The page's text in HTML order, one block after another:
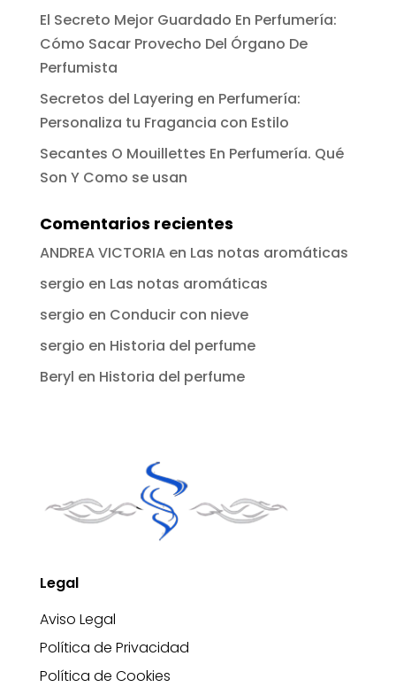
El Secreto Mejor Guardado En Perfumería:
Cómo Sacar Provecho Del Órgano De
Perfumista
Secretos del Layering en Perfumería:
Personaliza tu Fragancia con Estilo
Secantes O Mouillettes En Perfumería. Qué
Son Y Como se usan
Comentarios recientes
ANDREA VICTORIAen Las notas aromáticas
sergio en Las notas aromáticas
sergio en Conducir con nieve
sergio en Historia del perfume
Beryl en Historia del perfume
Legal
Aviso Legal
Política de Privacidad
Política de Cookies